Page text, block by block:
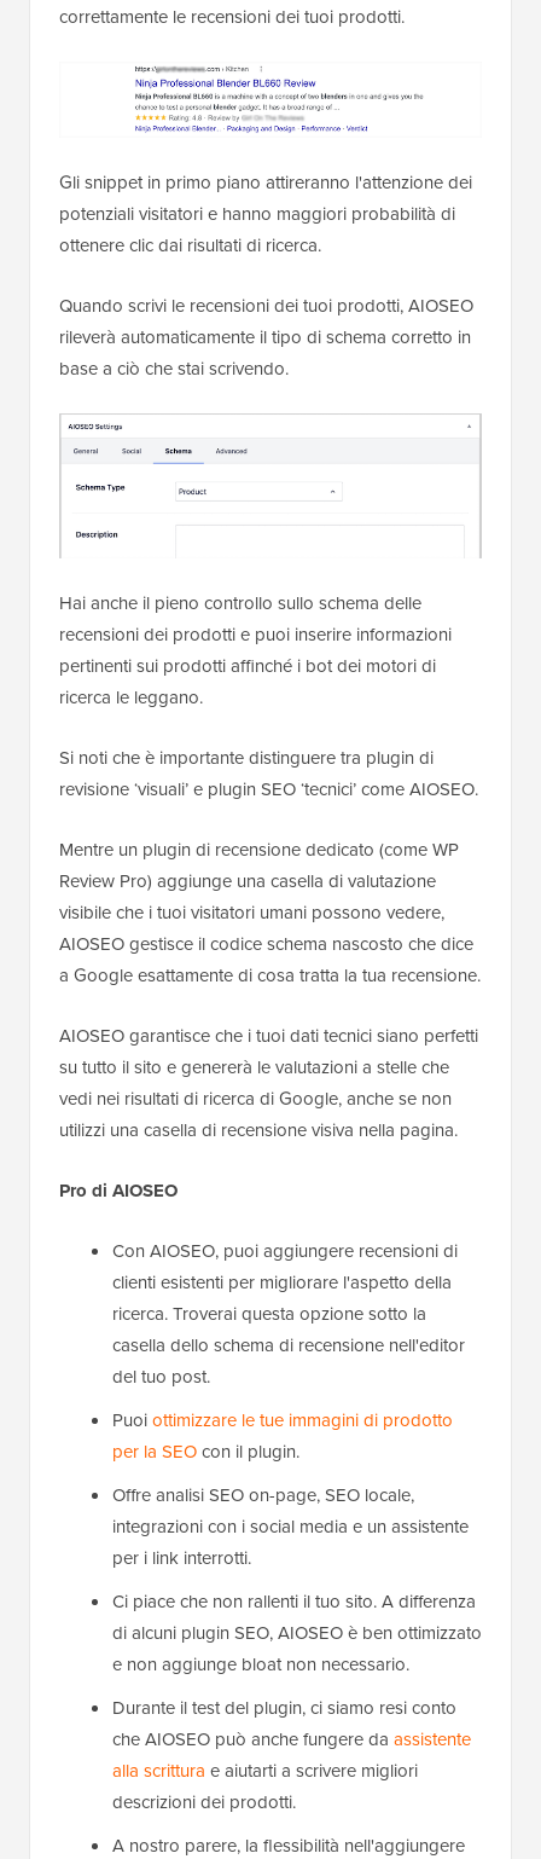
correttamente le recensioni dei tuoi prodotti.
Gli snippet in primo piano attireranno l'attenzione dei
potenziali visitatori e hanno maggiori probabilità di
ottenere clic dai risultati di ricerca.
Quando scrivi le recensioni dei tuoi prodotti, AIOSEO
rileverà automaticamente il tipo di schema corretto in
base a ciò che stai scrivendo.
Hai anche il pieno controllo sullo schema delle
recensioni dei prodotti e puoi inserire informazioni
pertinenti sui prodotti affinché i bot dei motori di
ricerca le leggano.
Si noti che è importante distinguere tra plugin di
revisione ‘visuali’ e plugin SEO ‘tecnici’ come AIOSEO.
Mentre un plugin di recensione dedicato (come WP
Review Pro) aggiunge una casella di valutazione
visibile che i tuoi visitatori umani possono vedere,
AIOSEO gestisce il codice schema nascosto che dice
a Google esattamente di cosa tratta la tua recensione.
AIOSEO garantisce che i tuoi dati tecnici siano perfetti
su tutto il sito e genererà le valutazioni a stelle che
vedi nei risultati di ricerca di Google, anche se non
utilizzi una casella di recensione visiva nella pagina.
Pro di AIOSEO
Con AIOSEO, puoi aggiungere recensioni di
clienti esistenti per migliorare l'aspetto della
ricerca. Troverai questa opzione sotto la
casella dello schema di recensione nell'editor
del tuo post.
Puoiottimizzare le tue immagini di prodotto
per la SEOcon il plugin.
Offre analisi SEO on-page, SEO locale,
integrazioni con i social media e un assistente
per i link interrotti.
Ci piace che non rallenti il tuo sito. A differenza
di alcuni plugin SEO, AIOSEO è ben ottimizzato
e non aggiunge bloat non necessario.
Durante il test del plugin, ci siamo resi conto
che AIOSEO può anche fungere da assistente
alla scrittura e aiutarti a scrivere migliori
descrizioni dei prodotti.
A nostro parere, la flessibilità nell'aggiungere